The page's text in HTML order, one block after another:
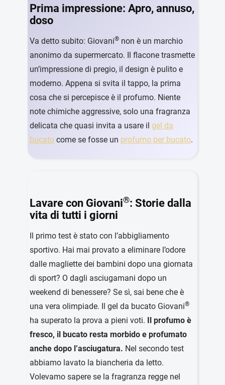
Prima impressione: Apro, annuso,
doso
Va detto subito: Giovani® non è un marchio
anonimo da supermercato. Il flacone trasmette
un’impressione di pregio, il design è pulito e
moderno. Appena si svita il tappo, la prima
cosa che si percepisce è il profumo. Niente
note chimiche aggressive, solo una fragranza
delicata che quasi invita a usare il gel da
bucato come se fosse un profumo per bucato.
Lavare con Giovani®: Storie dalla
vita di tutti i giorni
Il primo test è stato con l’abbigliamento
sportivo. Hai mai provato a eliminare l’odore
dalle magliette dei bambini dopo una giornata
di sport? O dagli asciugamani dopo un
weekend di benessere? Se sì, sai bene che è
una vera olimpiade. Il gel da bucato Giovani®
ha superato la prova a pieni voti. Il profumo è
fresco, il bucato resta morbido e profumato
anche dopo l’asciugatura. Nel secondo test
abbiamo lavato la biancheria da letto.
Volevamo sapere se la fragranza regge nel